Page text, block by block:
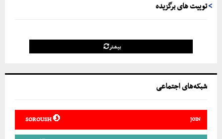
توییت های برگزیده
بیشتر
شبکه‌های اجتماعی
SOROUSH JOIN